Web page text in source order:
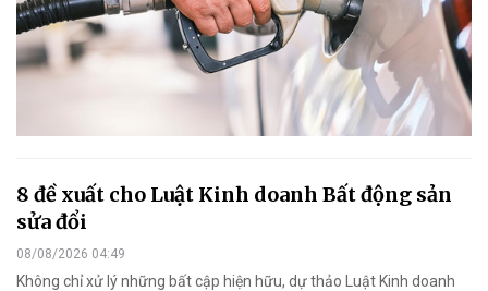
8 đề xuất cho Luật Kinh doanh Bất động sản
sửa đổi
08/08/2026 04:49
Không chỉ xử lý những bất cập hiện hữu, dự thảo Luật Kinh doanh